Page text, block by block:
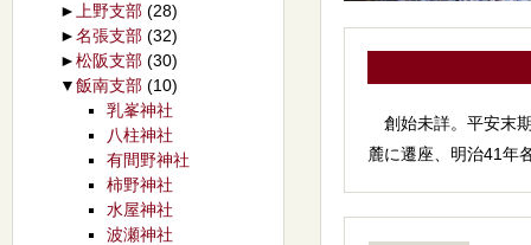
創始未詳。平安末
麓に遷座、明治41年
►
上野支部 (28)
►名張支部 (32)
►松阪支部 (30)
▼飯南支部 (10)
乳峯神社
八柱神社
有間野神社
柿野神社
水屋神社
波瀬神社